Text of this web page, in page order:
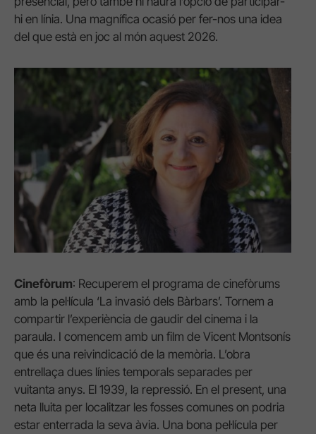
hi en línia. Una magnífica ocasió per fer-nos una idea
del que està en joc al món aquest 2026.
Cinefòrum: Recuperem el programa de cinefòrums
amb la pel·lícula ‘La invasió dels Bàrbars’. Tornem a
compartir l’experiència de gaudir del cinema i la
paraula. I comencem amb un film de Vicent Montsonís
que és una reivindicació de la memòria. L’obra
entrellaça dues línies temporals separades per
vuitanta anys. El 1939, la repressió. En el present, una
neta lluita per localitzar les fosses comunes on podria
estar enterrada la seva àvia. Una bona pel·lícula per